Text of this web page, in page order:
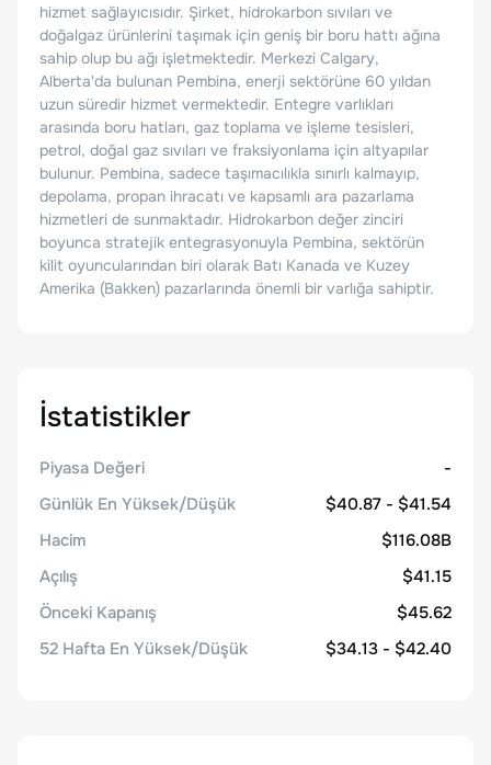
hizmet sağlayıcısıdır. Şirket, hidrokarbon sıvıları ve
doğalgaz ürünlerini taşımak için geniş bir boru hattı ağına
sahip olup bu ağı işletmektedir. Merkezi Calgary,
Alberta'da bulunan Pembina, enerji sektörüne 60 yıldan
uzun süredir hizmet vermektedir. Entegre varlıkları
arasında boru hatları, gaz toplama ve işleme tesisleri,
petrol, doğal gaz sıvıları ve fraksiyonlama için altyapılar
bulunur. Pembina, sadece taşımacılıkla sınırlı kalmayıp,
depolama, propan ihracatı ve kapsamlı ara pazarlama
hizmetleri de sunmaktadır. Hidrokarbon değer zinciri
boyunca stratejik entegrasyonuyla Pembina, sektörün
kilit oyuncularından biri olarak Batı Kanada ve Kuzey
Amerika (Bakken) pazarlarında önemli bir varlığa sahiptir.
İstatistikler
Piyasa Değeri
-
Günlük En Yüksek/Düşük
$40.87 - $41.54
Hacim
$116.08B
Açılış
$41.15
Önceki Kapanış
$45.62
52 Hafta En Yüksek/Düşük
$34.13 - $42.40